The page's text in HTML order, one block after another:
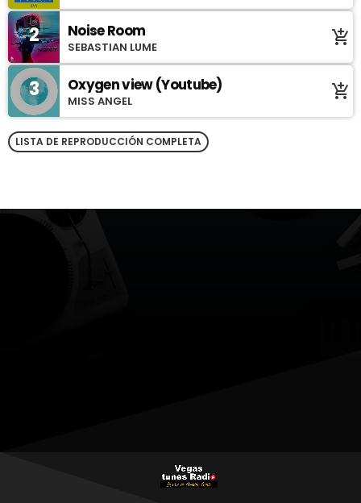
2 Noise Room
SEBASTIAN LUME add_shopping_cart
3 Oxygen view (Youtube)
MISS ANGEL add_shopping_cart
LISTA DE REPRODUCCIÓN COMPLETA